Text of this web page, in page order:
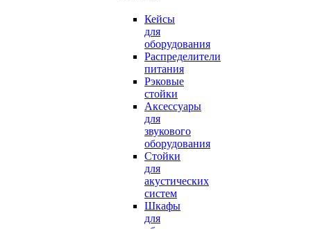
Кейсы
для
оборудования
Распределители
питания
Рэковые
стойки
Аксессуары
для
звукового
оборудования
Стойки
для
акустических
систем
Шкафы
для